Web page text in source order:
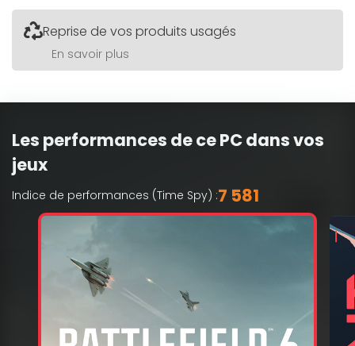
Reprise de vos produits usagés
En savoir plus
Les performances de ce PC dans vos
jeux
Indice de performances (Time Spy) :7 581